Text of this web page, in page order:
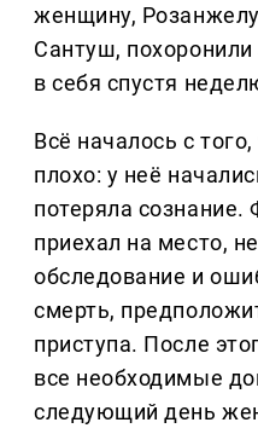
женщину,
Сантуш,
в себя спустя
Всё началось с
плохо: у неё
потеряла
приехал на место,
обследование и
смерть,
приступа. После
все необходимые
следующий день